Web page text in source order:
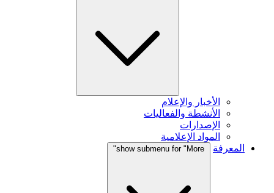
الأخبار والإعلام
الأنشطة والفعاليات
الإصدارات
المواد الإعلامية
المعرفة
show submenu for "More"